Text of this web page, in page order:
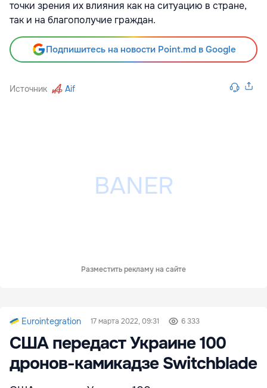
точки зрения их влияния как на ситуацию в стране,
так и на благополучие граждан.
Подпишитесь на новости Point.md в Google
Источник Aif
Разместить рекламу на сайте
Eurointegration 17 марта 2022, 09:31 6 333
США передаст Украине 100
дронов-камикадзе Switchblade